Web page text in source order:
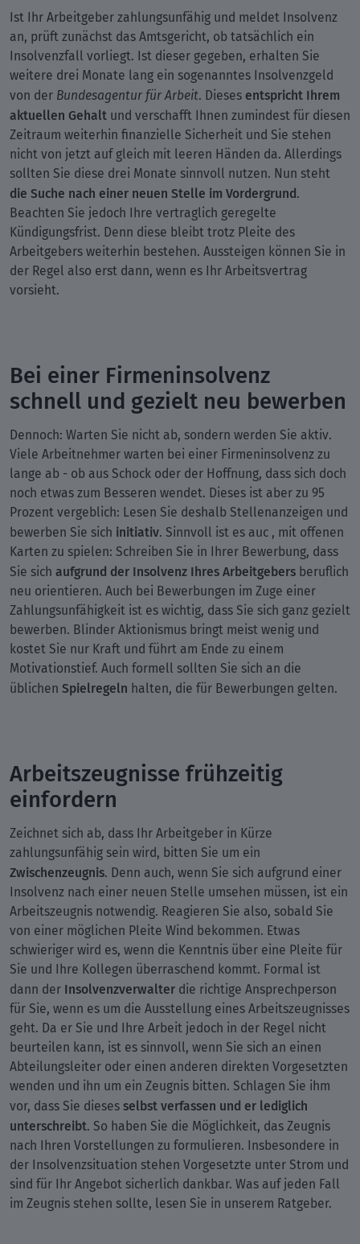
Ist Ihr Arbeitgeber zahlungsunfähig und meldet Insolvenz
an, prüft zunächst das Amtsgericht, ob tatsächlich ein
Insolvenzfall vorliegt. Ist dieser gegeben, erhalten Sie
weitere drei Monate lang ein sogenanntes Insolvenzgeld
von der Bundesagentur für Arbeit. Diesesentspricht Ihrem
aktuellen Gehalt und verschafft Ihnen zumindest für diesen
Zeitraum weiterhin finanzielle Sicherheit und Sie stehen
nicht von jetzt auf gleich mit leeren Händen da. Allerdings
sollten Sie diese drei Monate sinnvoll nutzen. Nun steht
die Suche nach einer neuen Stelle im Vordergrund.
Beachten Sie jedoch Ihre vertraglich geregelte
Kündigungsfrist. Denn diese bleibt trotz Pleite des
Arbeitgebers weiterhin bestehen. Aussteigen können Sie in
der Regel also erst dann, wenn es Ihr Arbeitsvertrag
vorsieht.
Bei einer Firmeninsolvenz
schnell und gezielt neu bewerben
Dennoch: Warten Sie nicht ab, sondern werden Sie aktiv.
Viele Arbeitnehmer warten bei einer Firmeninsolvenz zu
lange ab - ob aus Schock oder der Hoffnung, dass sich doch
noch etwas zum Besseren wendet. Dieses ist aber zu 95
Prozent vergeblich: Lesen Sie deshalb Stellenanzeigen und
bewerben Sie sich initiativ. Sinnvoll ist es auc , mit offenen
Karten zu spielen: Schreiben Sie in Ihrer Bewerbung, dass
Sie sich aufgrund der Insolvenz Ihres Arbeitgebers beruflich
neu orientieren. Auch bei Bewerbungen im Zuge einer
Zahlungsunfähigkeit ist es wichtig, dass Sie sich ganz gezielt
bewerben. Blinder Aktionismus bringt meist wenig und
kostet Sie nur Kraft und führt am Ende zu einem
Motivationstief. Auch formell sollten Sie sich an die
üblichen Spielregeln halten, die für Bewerbungen gelten.
Arbeitszeugnisse frühzeitig
einfordern
Zeichnet sich ab, dass Ihr Arbeitgeber in Kürze
zahlungsunfähig sein wird, bitten Sie um ein
Zwischenzeugnis. Denn auch, wenn Sie sich aufgrund einer
Insolvenz nach einer neuen Stelle umsehen müssen, ist ein
Arbeitszeugnis notwendig. Reagieren Sie also, sobald Sie
von einer möglichen Pleite Wind bekommen. Etwas
schwieriger wird es, wenn die Kenntnis über eine Pleite für
Sie und Ihre Kollegen überraschend kommt. Formal ist
dann der Insolvenzverwalter die richtige Ansprechperson
für Sie, wenn es um die Ausstellung eines Arbeitszeugnisses
geht. Da er Sie und Ihre Arbeit jedoch in der Regel nicht
beurteilen kann, ist es sinnvoll, wenn Sie sich an einen
Abteilungsleiter oder einen anderen direkten Vorgesetzten
wenden und ihn um ein Zeugnis bitten. Schlagen Sie ihm
vor, dass Sie diesesselbst verfassen und er lediglich
unterschreibt. So haben Sie die Möglichkeit, das Zeugnis
nach Ihren Vorstellungen zu formulieren. Insbesondere in
der Insolvenzsituation stehen Vorgesetzte unter Strom und
sind für Ihr Angebot sicherlich dankbar. Was auf jeden Fall
im Zeugnis stehen sollte, lesen Sie in unserem Ratgeber.